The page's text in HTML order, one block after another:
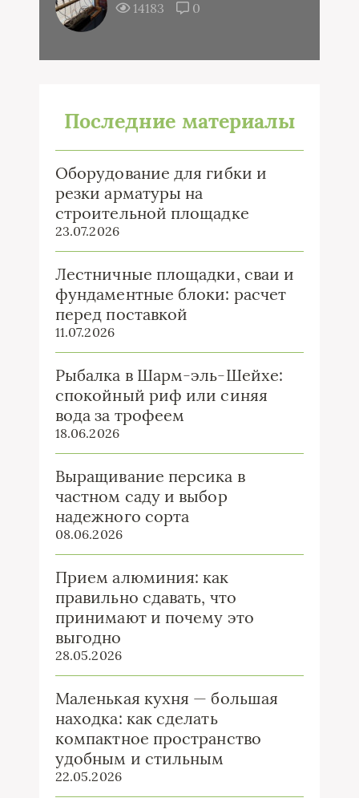
14183 0
Последние материалы
Оборудование для гибки и
резки арматуры на
строительной площадке
23.07.2026
Лестничные площадки, сваи и
фундаментные блоки: расчет
перед поставкой
11.07.2026
Рыбалка в Шарм-эль-Шейхе:
спокойный риф или синяя
вода за трофеем
18.06.2026
Выращивание персика в
частном саду и выбор
надежного сорта
08.06.2026
Прием алюминия: как
правильно сдавать, что
принимают и почему это
выгодно
28.05.2026
Маленькая кухня — большая
находка: как сделать
компактное пространство
удобным и стильным
22.05.2026